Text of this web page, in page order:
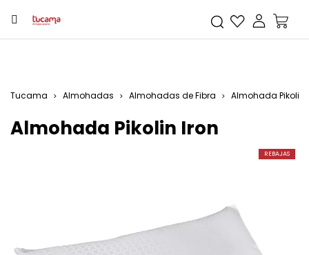
Tucama Almohadas Almohadas de Fibra Almohada Pikolin
Almohada Pikolin Iron
REBAJAS